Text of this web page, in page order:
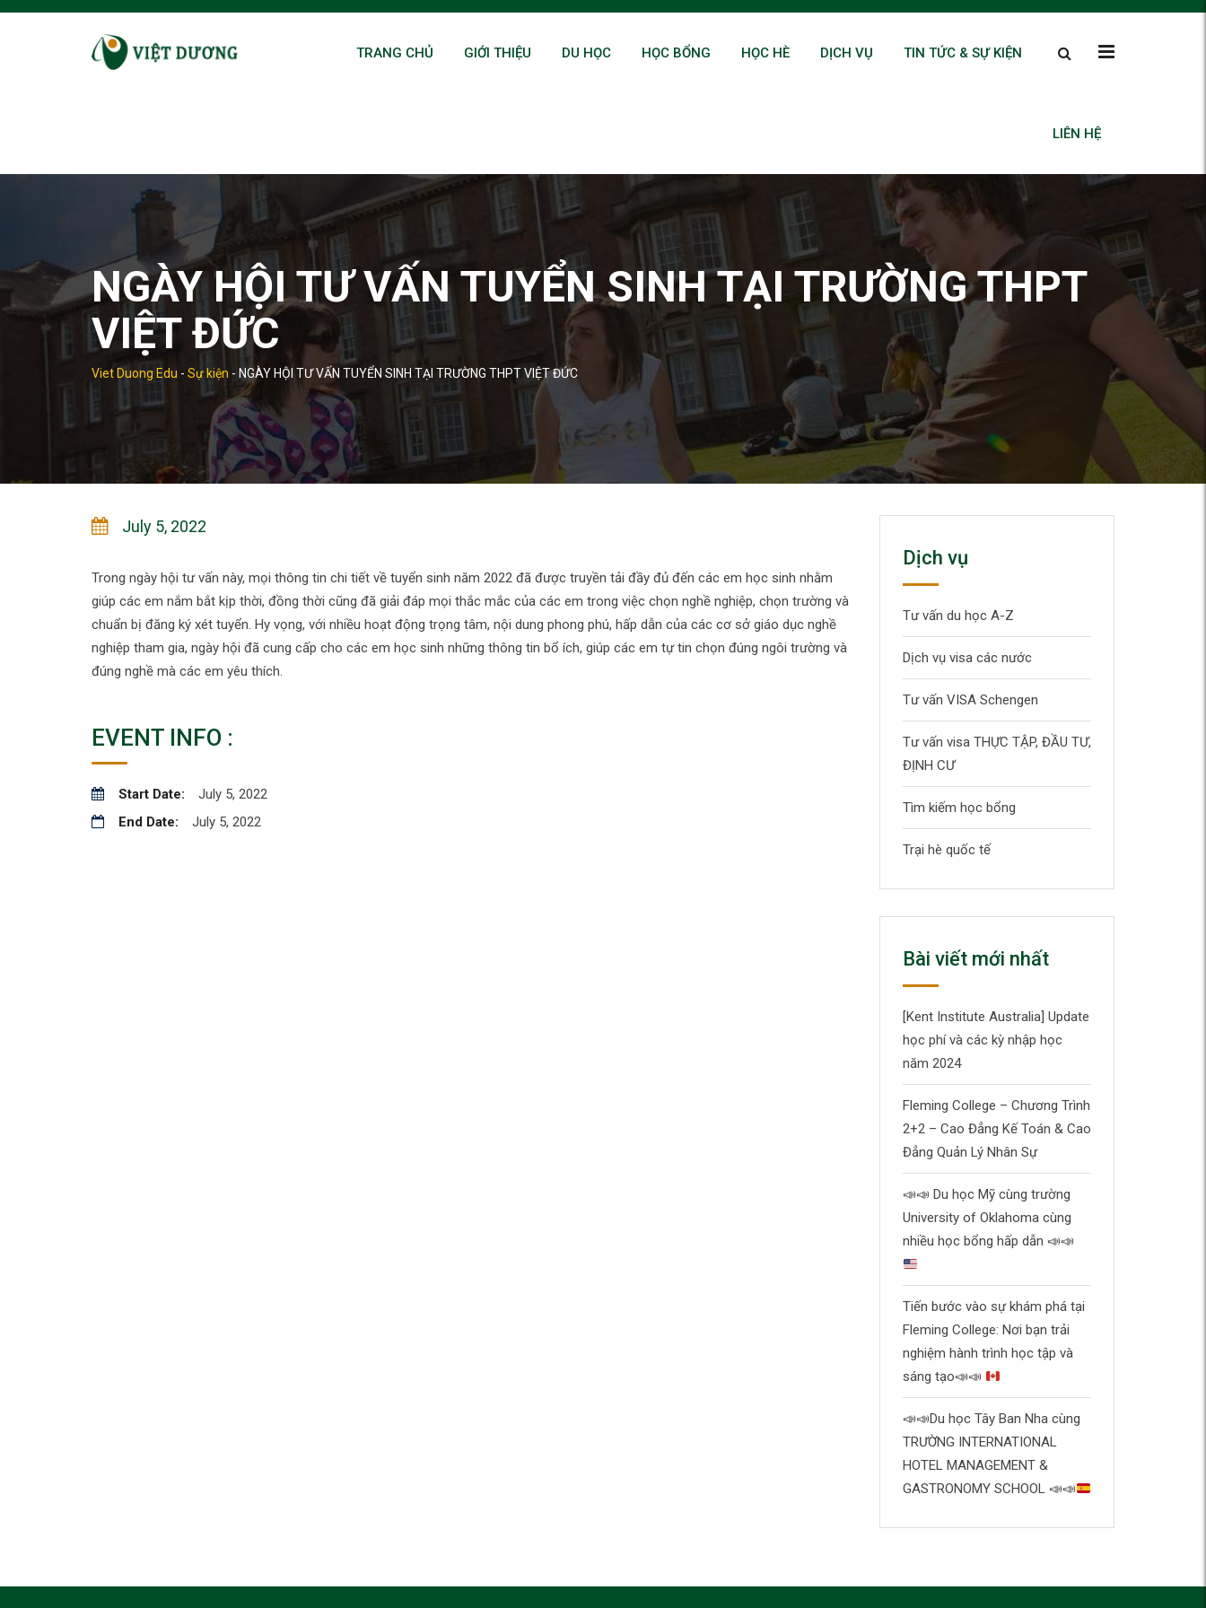
Skip
TRANG CHỦ GIỚI THIỆU DU HỌC HỌC BỔNG HỌC HÈ DỊCH VỤ TIN TỨC & SỰ KIỆN
LIÊN HỆ
NGÀY HỘI TƯ VẤN TUYỂN SINH TẠI TRƯỜNG THPT
VIỆT ĐỨC
Viet Duong Edu - Sự kiện - NGÀY HỘI TƯ VẤN TUYỂN SINH TẠI TRƯỜNG THPT VIỆT ĐỨC
July 5, 2022
Trong ngày hội tư vấn này, mọi thông tin chi tiết về tuyển sinh năm 2022 đã được truyền tải đầy đủ đến các em học sinh nhằm
giúp các em nắm bắt kịp thời, đồng thời cũng đã giải đáp mọi thắc mắc của các em trong việc chọn nghề nghiệp, chọn trường và
chuẩn bị đăng ký xét tuyển. Hy vọng, với nhiều hoạt động trọng tâm, nội dung phong phú, hấp dẫn của các cơ sở giáo dục nghề
nghiệp tham gia, ngày hội đã cung cấp cho các em học sinh những thông tin bổ ích, giúp các em tự tin chọn đúng ngôi trường và
đúng nghề mà các em yêu thích.
EVENT INFO :
Start Date:
July 5, 2022
End Date:
July 5, 2022
Dịch vụ
Tư vấn du học A-Z
Dịch vụ visa các nước
Tư vấn VISA Schengen
Tư vấn visa THỰC TẬP, ĐẦU TƯ,
ĐỊNH CƯ
Tìm kiếm học bổng
Trại hè quốc tế
Bài viết mới nhất
[Kent Institute Australia] Update
học phí và các kỳ nhập học
năm 2024
Fleming College – Chương Trình
2+2 – Cao Đẳng Kế Toán & Cao
Đẳng Quản Lý Nhân Sự
📣📣 Du học Mỹ cùng trường
University of Oklahoma cùng
nhiều học bổng hấp dẫn 📣📣
Tiến bước vào sự khám phá tại
Fleming College: Nơi bạn trải
nghiệm hành trình học tập và
sáng tạo📣📣
📣📣Du học Tây Ban Nha cùng
TRƯỜNG INTERNATIONAL
HOTEL MANAGEMENT &
GASTRONOMY SCHOOL 📣📣